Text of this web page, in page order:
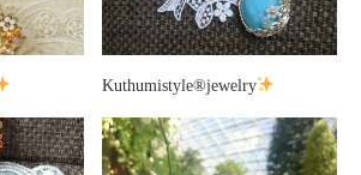
Kuthumistyle®️jewelry